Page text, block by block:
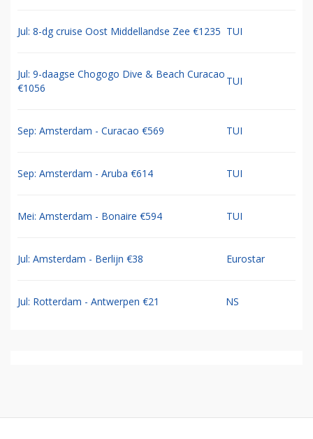
Jul: 8-dg cruise Oost Middellandse Zee €1235 TUI
Jul: 9-daagse Chogogo Dive & Beach Curacao
€1056
TUI
Sep: Amsterdam - Curacao €569 TUI
Sep: Amsterdam - Aruba €614 TUI
Mei: Amsterdam - Bonaire €594 TUI
Jul: Amsterdam - Berlijn €38 Eurostar
Jul: Rotterdam - Antwerpen €21 NS